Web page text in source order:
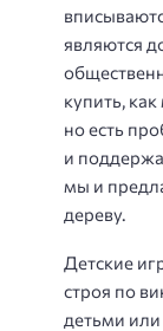
являются
купить,
но есть
и
мы и
дереву.
Детские
строя по
детьми